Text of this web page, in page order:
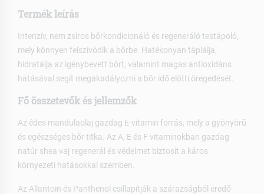
Termék leírás
Intenzív, nem zsíros bőrkondicionáló és regeneráló testápoló,
mely könnyen felszívódik a bőrbe. Hatékonyan táplálja,
hidratálja az igénybevett bőrt, valamint magas antioxidáns
hatásával segít megakadályozni a bőr idő előtti öregedését.
Fő összetevők és jellemzők
Az édes mandulaolaj gazdag E-vitamin forrás, mely a gyönyörű
és egészséges bőr titka. Az A, E és F vitaminokban gazdag
natúr shea vaj regenerál és védelmet biztosít a káros
környezeti hatásokkal szemben.
Az Allantoin és Panthenol csillapítják a szárazságból eredő